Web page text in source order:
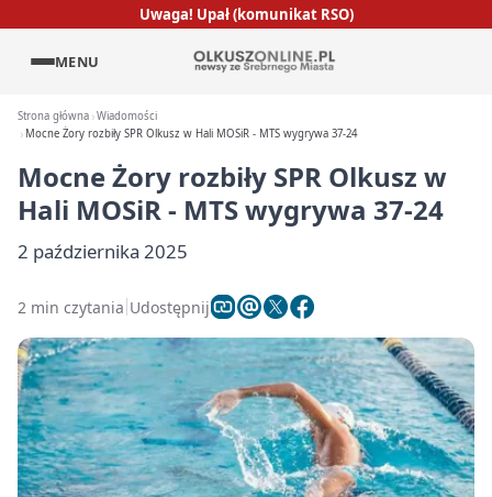
Uwaga! Upał (komunikat RSO)
MENU
Strona główna Wiadomości
Mocne Żory rozbiły SPR Olkusz w Hali MOSiR - MTS wygrywa 37-24
Mocne Żory rozbiły SPR Olkusz w
Hali MOSiR - MTS wygrywa 37-24
2 października 2025
2 min czytania Udostępnij